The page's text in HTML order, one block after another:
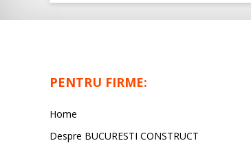
PENTRU FIRME:
Home
Despre BUCURESTI CONSTRUCT